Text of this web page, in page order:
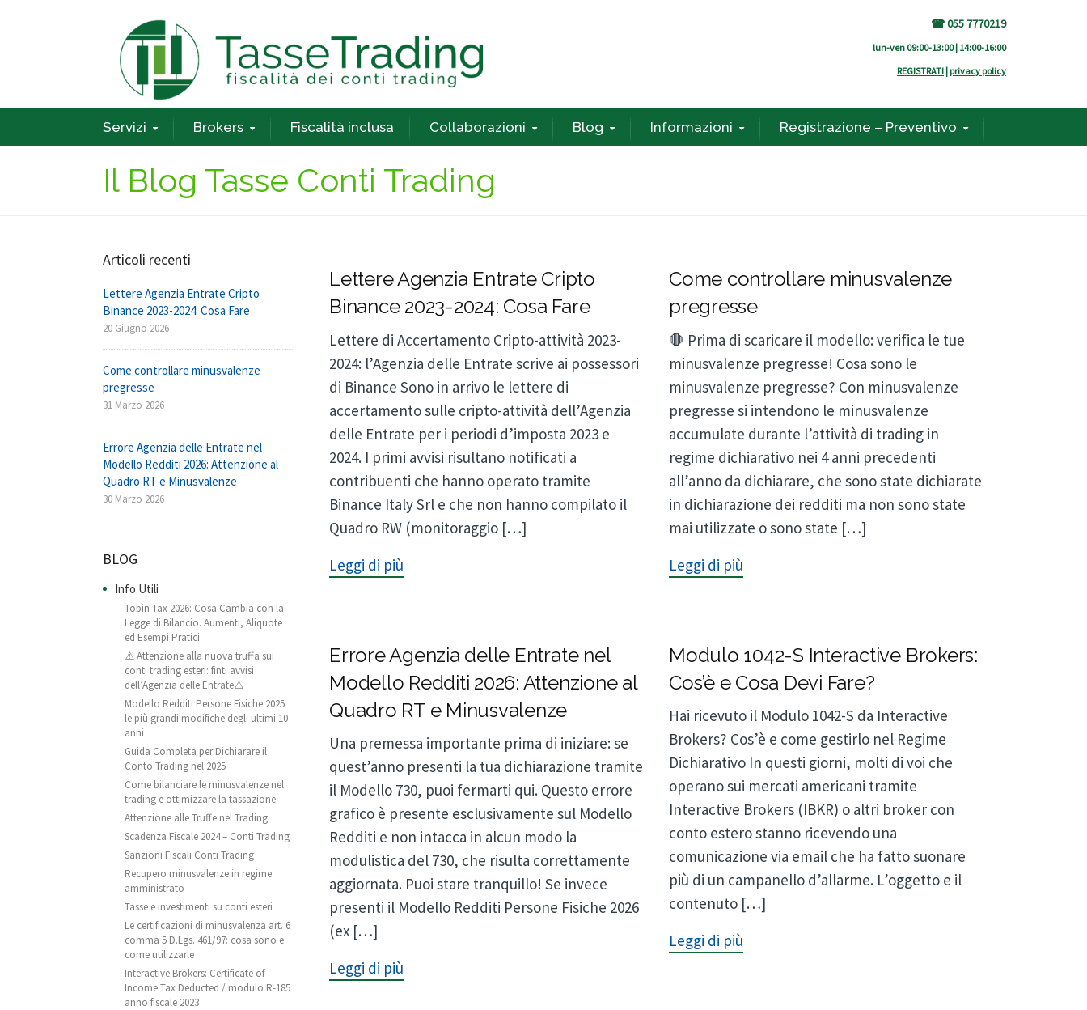
☎ 055 7770219
lun-ven 09:00-13:00 | 14:00-16:00
REGISTRATI | privacy policy
Servizi Brokers Fiscalità inclusa Collaborazioni Blog Informazioni Registrazione – Preventivo
Il Blog Tasse Conti Trading
Lettere Agenzia Entrate Cripto
Binance 2023-2024: Cosa Fare
Lettere di Accertamento Cripto-attività 2023-
2024: l’Agenzia delle Entrate scrive ai possessori
di Binance Sono in arrivo le lettere di
accertamento sulle cripto-attività dell’Agenzia
delle Entrate per i periodi d’imposta 2023 e
2024. I primi avvisi risultano notificati a
contribuenti che hanno operato tramite
Binance Italy Srl e che non hanno compilato il
Quadro RW (monitoraggio […]
Leggi di più
Come controllare minusvalenze
pregresse
🛑 Prima di scaricare il modello: verifica le tue
minusvalenze pregresse! Cosa sono le
minusvalenze pregresse? Con minusvalenze
pregresse si intendono le minusvalenze
accumulate durante l’attività di trading in
regime dichiarativo nei 4 anni precedenti
all’anno da dichiarare, che sono state dichiarate
in dichiarazione dei redditi ma non sono state
mai utilizzate o sono state […]
Leggi di più
Errore Agenzia delle Entrate nel
Modello Redditi 2026: Attenzione al
Quadro RT e Minusvalenze
Una premessa importante prima di iniziare: se
quest’anno presenti la tua dichiarazione tramite
il Modello 730, puoi fermarti qui. Questo errore
grafico è presente esclusivamente sul Modello
Redditi e non intacca in alcun modo la
modulistica del 730, che risulta correttamente
aggiornata. Puoi stare tranquillo! Se invece
presenti il Modello Redditi Persone Fisiche 2026
(ex […]
Leggi di più
Modulo 1042-S Interactive Brokers:
Cos’è e Cosa Devi Fare?
Hai ricevuto il Modulo 1042-S da Interactive
Brokers? Cos’è e come gestirlo nel Regime
Dichiarativo In questi giorni, molti di voi che
operano sui mercati americani tramite
Interactive Brokers (IBKR) o altri broker con
conto estero stanno ricevendo una
comunicazione via email che ha fatto suonare
più di un campanello d’allarme. L’oggetto e il
contenuto […]
Leggi di più
Articoli recenti
Lettere Agenzia Entrate Cripto
Binance 2023-2024: Cosa Fare
20 Giugno 2026
Come controllare minusvalenze
pregresse
31 Marzo 2026
Errore Agenzia delle Entrate nel
Modello Redditi 2026: Attenzione al
Quadro RT e Minusvalenze
30 Marzo 2026
BLOG
Info Utili
Tobin Tax 2026: Cosa Cambia con la
Legge di Bilancio. Aumenti, Aliquote
ed Esempi Pratici
⚠️ Attenzione alla nuova truffa sui
conti trading esteri: finti avvisi
dell’Agenzia delle Entrate⚠️
Modello Redditi Persone Fisiche 2025
le più grandi modifiche degli ultimi 10
anni
Guida Completa per Dichiarare il
Conto Trading nel 2025
Come bilanciare le minusvalenze nel
trading e ottimizzare la tassazione
Attenzione alle Truffe nel Trading
Scadenza Fiscale 2024 – Conti Trading
Sanzioni Fiscali Conti Trading
Recupero minusvalenze in regime
amministrato
Tasse e investimenti su conti esteri
Le certificazioni di minusvalenza art. 6
comma 5 D.Lgs. 461/97: cosa sono e
come utilizzarle
Interactive Brokers: Certificate of
Income Tax Deducted / modulo R-185
anno fiscale 2023